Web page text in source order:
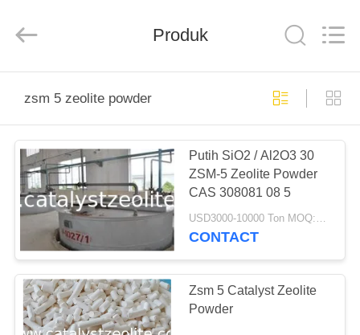
PRODUK
TENTANG
KAMI
TUR
PABRIK
Rights
Produk
zsm 5 zeolite powder
Putih SiO2 / Al2O3 30
ZSM-5 Zeolite Powder
CAS 308081 08 5
USD3000-10000 Ton MOQ:1 KG
CONTACT
Zsm 5 Catalyst Zeolite
Powder